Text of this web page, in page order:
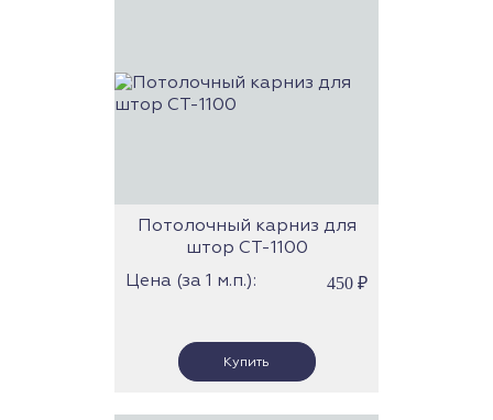
Потолочный карниз для
штор СТ-1100
Цена (за 1 м.п.):
450 ₽